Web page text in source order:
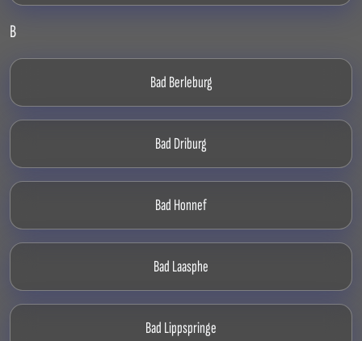
B
Bad Berleburg
Bad Driburg
Bad Honnef
Bad Laasphe
Bad Lippspringe